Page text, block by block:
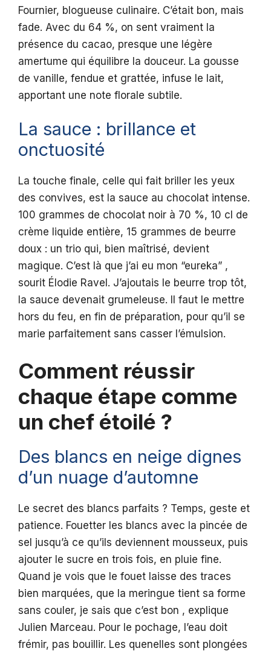
Fournier, blogueuse culinaire. C’était bon, mais
fade. Avec du 64 %, on sent vraiment la
présence du cacao, presque une légère
amertume qui équilibre la douceur. La gousse
de vanille, fendue et grattée, infuse le lait,
apportant une note florale subtile.
La sauce : brillance et
onctuosité
La touche finale, celle qui fait briller les yeux
des convives, est la sauce au chocolat intense.
100 grammes de chocolat noir à 70 %, 10 cl de
crème liquide entière, 15 grammes de beurre
doux : un trio qui, bien maîtrisé, devient
magique. C’est là que j’ai eu mon “eureka” ,
sourit Élodie Ravel. J’ajoutais le beurre trop tôt,
la sauce devenait grumeleuse. Il faut le mettre
hors du feu, en fin de préparation, pour qu’il se
marie parfaitement sans casser l’émulsion.
Comment réussir
chaque étape comme
un chef étoilé ?
Des blancs en neige dignes
d’un nuage d’automne
Le secret des blancs parfaits ? Temps, geste et
patience. Fouetter les blancs avec la pincée de
sel jusqu’à ce qu’ils deviennent mousseux, puis
ajouter le sucre en trois fois, en pluie fine.
Quand je vois que le fouet laisse des traces
bien marquées, que la meringue tient sa forme
sans couler, je sais que c’est bon , explique
Julien Marceau. Pour le pochage, l’eau doit
frémir, pas bouillir. Les quenelles sont plongées